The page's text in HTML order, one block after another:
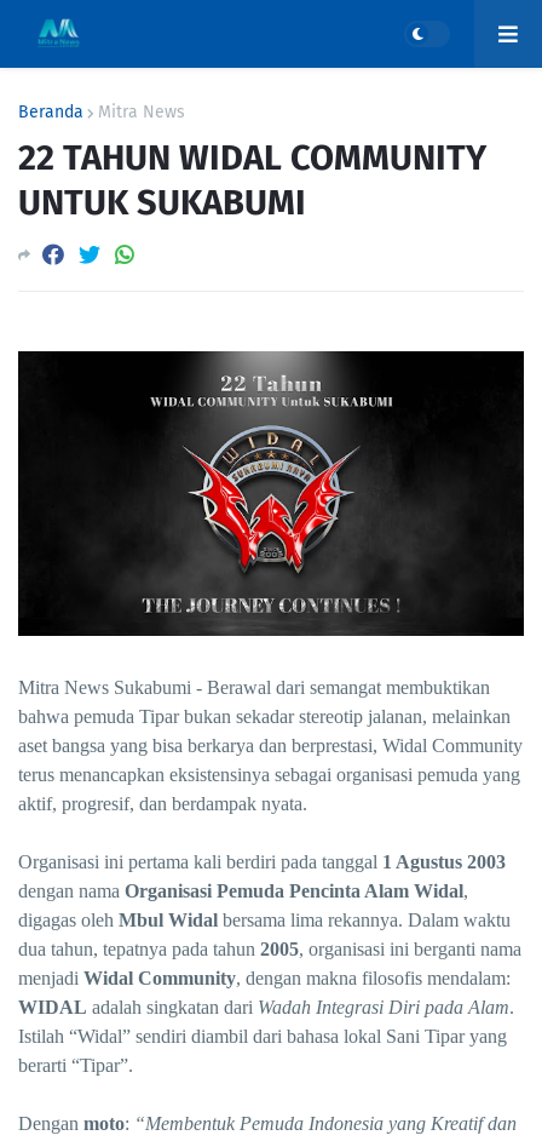
Beranda Mitra News
22 TAHUN WIDAL COMMUNITY
UNTUK SUKABUMI
Mitra News Sukabumi - Berawal dari semangat membuktikan
bahwa pemuda Tipar bukan sekadar stereotip jalanan, melainkan
aset bangsa yang bisa berkarya dan berprestasi, Widal Community
terus menancapkan eksistensinya sebagai organisasi pemuda yang
aktif, progresif, dan berdampak nyata.
Organisasi ini pertama kali berdiri pada tanggal 1 Agustus 2003
dengan nama Organisasi Pemuda Pencinta Alam Widal,
digagas oleh Mbul Widal bersama lima rekannya. Dalam waktu
dua tahun, tepatnya pada tahun 2005, organisasi ini berganti nama
menjadi Widal Community, dengan makna filosofis mendalam:
WIDAL adalah singkatan dari Wadah Integrasi Diri pada Alam.
Istilah “Widal” sendiri diambil dari bahasa lokal Sani Tipar yang
berarti “Tipar”.
Dengan moto: “Membentuk Pemuda Indonesia yang Kreatif dan